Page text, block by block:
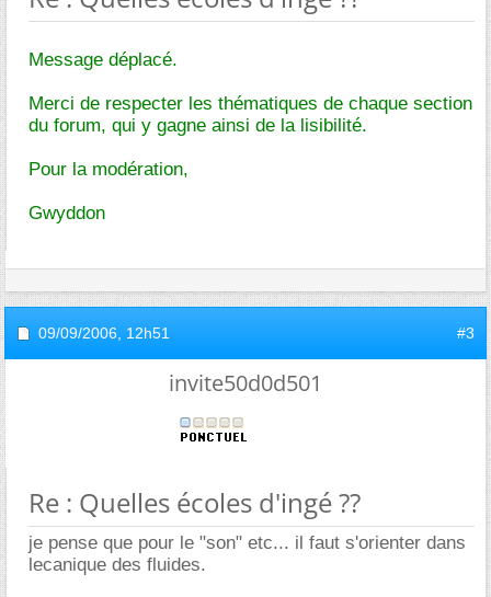
Message déplacé.
Merci de respecter les thématiques de chaque section
du forum, qui y gagne ainsi de la lisibilité.
Pour la modération,
Gwyddon
09/09/2006, 12h51 #3
invite50d0d501
Re : Quelles écoles d'ingé ??
je pense que pour le "son" etc... il faut s'orienter dans
lecanique des fluides.